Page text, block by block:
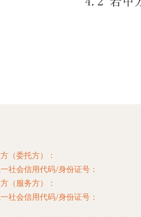
（委托方）：
社会信用代码/身份证号：
（服务方）：
社会信用代码/身份证号：